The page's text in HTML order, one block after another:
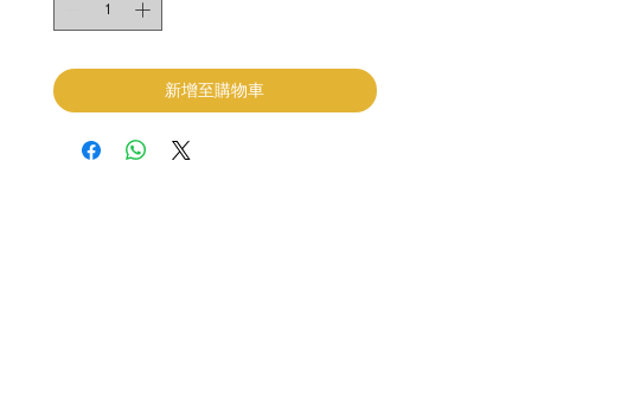
新增至購物車